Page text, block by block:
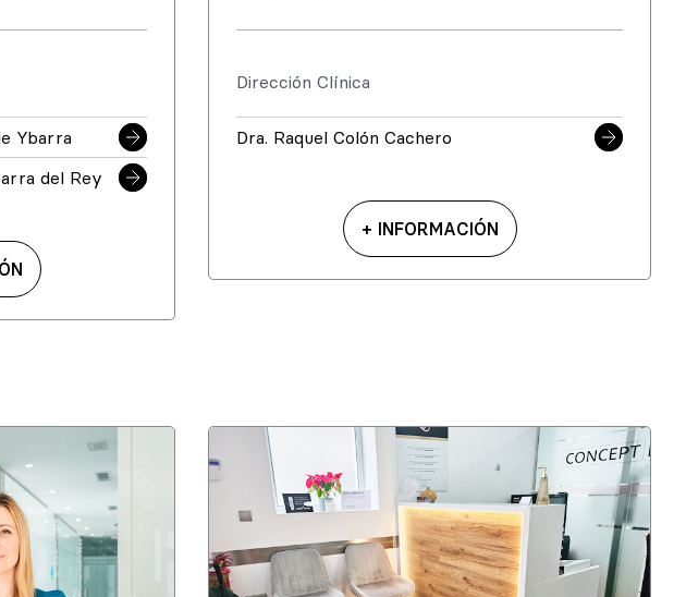
Ybarra
del Rey
Dirección Clínica
Dra. Raquel Colón Cachero
+ INFORMACIÓN